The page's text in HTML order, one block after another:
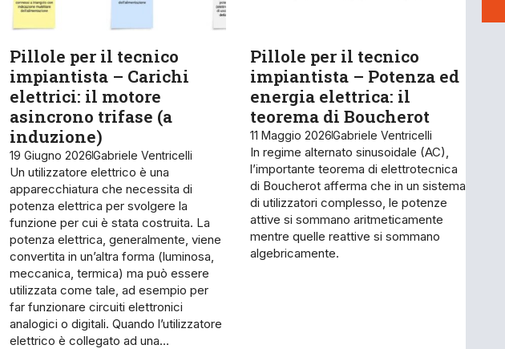
Pillole per il tecnico
impiantista – Carichi
elettrici: il motore
asincrono trifase (a
induzione)
19 Giugno 2026Gabriele Ventricelli
Un utilizzatore elettrico è una
apparecchiatura che necessita di
potenza elettrica per svolgere la
funzione per cui è stata costruita. La
potenza elettrica, generalmente, viene
convertita in un’altra forma (luminosa,
meccanica, termica) ma può essere
utilizzata come tale, ad esempio per
far funzionare circuiti elettronici
analogici o digitali. Quando l’utilizzatore
elettrico è collegato ad una…
Pillole per il tecnico
impiantista – Potenza ed
energia elettrica: il
teorema di Boucherot
11 Maggio 2026Gabriele Ventricelli
In regime alternato sinusoidale (AC),
l’importante teorema di elettrotecnica
di Boucherot afferma che in un sistema
di utilizzatori complesso, le potenze
attive si sommano aritmeticamente
mentre quelle reattive si sommano
algebricamente.